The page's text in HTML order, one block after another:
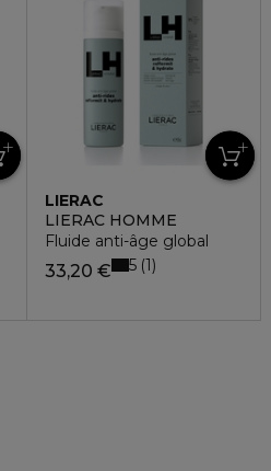
LIERAC
LIERAC HOMME
Fluide anti-âge global
33,20 € 5 1